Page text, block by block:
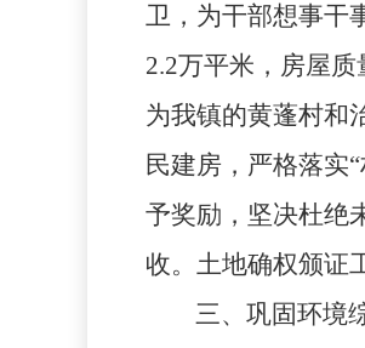
卫，为干部想事干
2.2万平米，房屋质
为我镇的黄蓬村和
民建房，严格落实
予奖励，坚决杜绝
收。 土地确权颁证
三、巩固环境